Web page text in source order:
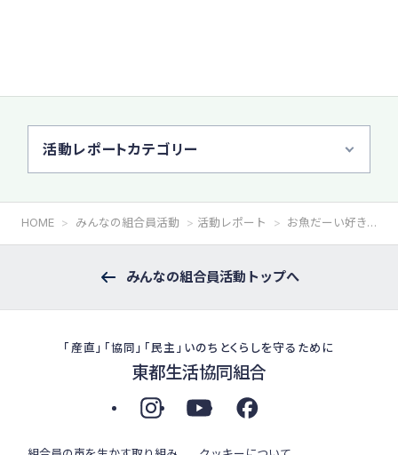
活動レポートカテゴリー
HOME みんなの組合員活動 活動レポート お魚だーい好き。親子で枝幸をぎゅっと体験！
みんなの組合員活動トップへ
「産直」「協同」「民主」いのちとくらしを守るために
東都生活協同組合